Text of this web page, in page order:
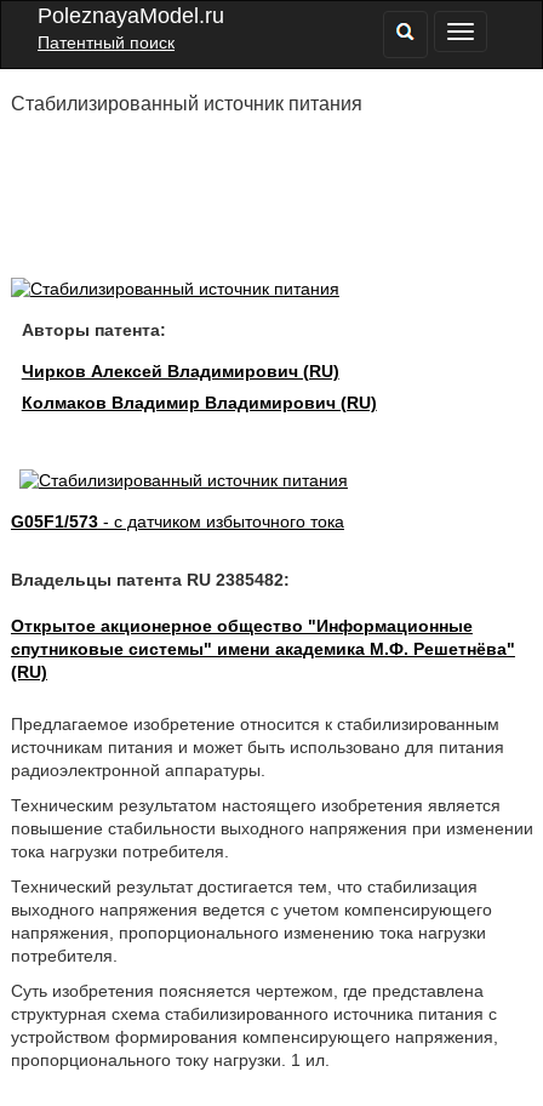
PoleznayaModel.ru
Патентный поиск
Стабилизированный источник питания
Авторы патента:
Чирков Алексей Владимирович (RU)
Колмаков Владимир Владимирович (RU)
G05F1/573- с датчиком избыточного тока
Владельцы патента RU 2385482:
Открытое акционерное общество "Информационные
спутниковые системы" имени академика М.Ф. Решетнёва"
(RU)
Предлагаемое изобретение относится к стабилизированным
источникам питания и может быть использовано для питания
радиоэлектронной аппаратуры.
Техническим результатом настоящего изобретения является
повышение стабильности выходного напряжения при изменении
тока нагрузки потребителя.
Технический результат достигается тем, что стабилизация
выходного напряжения ведется с учетом компенсирующего
напряжения, пропорционального изменению тока нагрузки
потребителя.
Суть изобретения поясняется чертежом, где представлена
структурная схема стабилизированного источника питания с
устройством формирования компенсирующего напряжения,
пропорционального току нагрузки. 1 ил.